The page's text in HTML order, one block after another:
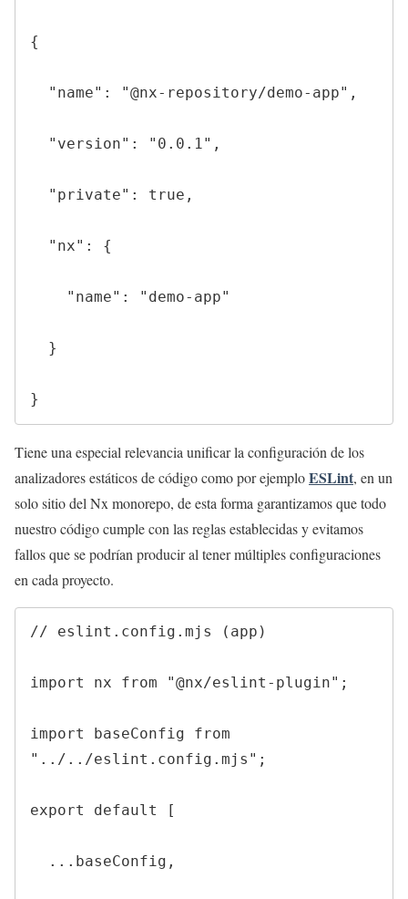
{
"name": "@nx-repository/demo-app",
"version": "0.0.1",
"private": true,
"nx": {
"name": "demo-app"
}
}
Tiene una especial relevancia unificar la configuración de los
analizadores estáticos de código como por ejemploESLint, en un
solo sitio del Nx monorepo, de esta forma garantizamos que todo
nuestro código cumple con las reglas establecidas y evitamos
fallos que se podrían producir al tener múltiples configuraciones
en cada proyecto.
// eslint.config.mjs (app)
import nx from "@nx/eslint-plugin";
import baseConfig from
"../../eslint.config.mjs";
export default [
...baseConfig,